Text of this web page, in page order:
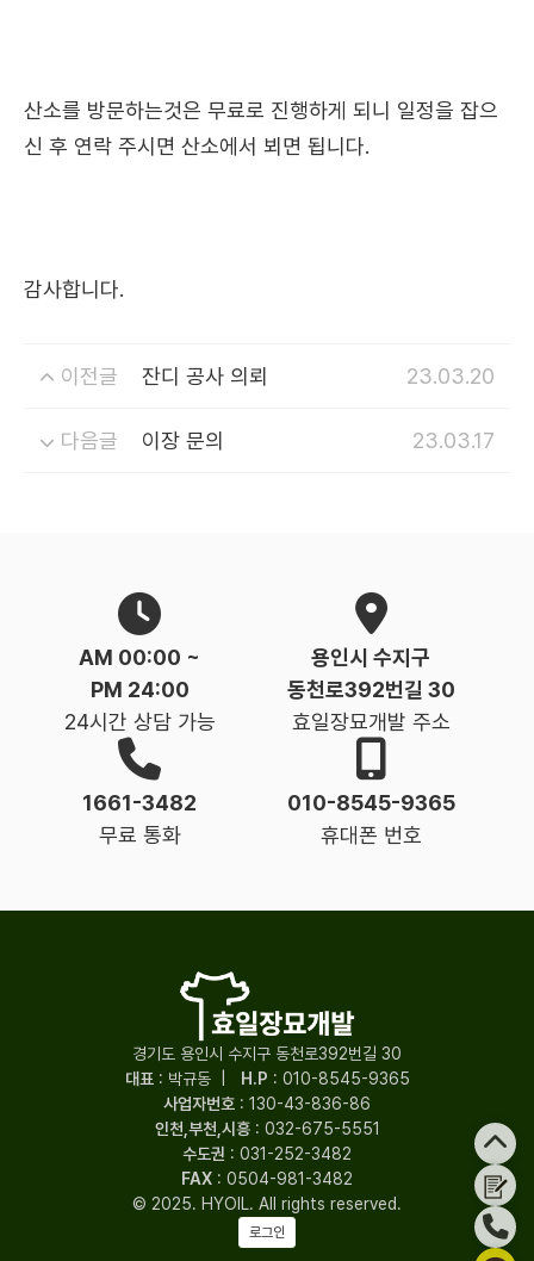
산소를 방문하는것은 무료로 진행하게 되니 일정을 잡으
신 후 연락 주시면 산소에서 뵈면 됩니다.
감사합니다.
이전글 잔디 공사 의뢰 23.03.20
다음글 이장 문의 23.03.17
AM 00:00 ~
PM 24:00
24시간 상담 가능
용인시 수지구
동천로392번길 30
효일장묘개발 주소
1661-3482
무료 통화
010-8545-9365
휴대폰 번호
경기도 용인시 수지구 동천로392번길 30
대표: 박규동| H.P : 010-8545-9365
사업자번호 : 130-43-836-86
인천,부천,시흥: 032-675-5551
수도권 : 031-252-3482
FAX : 0504-981-3482
© 2025. HYOIL. All rights reserved.
로그인